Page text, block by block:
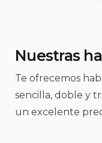
Nuestras
Te ofrecemos
sencilla, doble y
un excelente